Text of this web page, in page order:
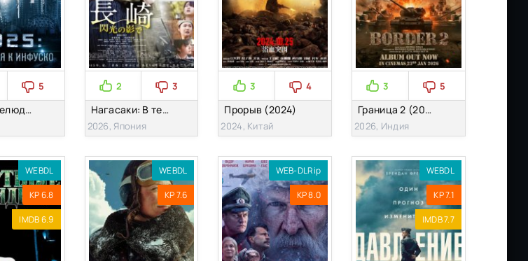
5
2025: Прелюдия к Инфуско (2014)
2 3
Нагасаки: В тени взрыва (2026)
2026, Япония
3 4
Прорыв (2024)
2024, Китай
3 5
Граница 2 (2026)
2026, Индия
WEBDL
KP 6.8
IMDB 6.9
WEBDL
KP 7.6
WEB-DLRip
KP 8.0
WEBDL
KP 7.1
IMDB 7.7